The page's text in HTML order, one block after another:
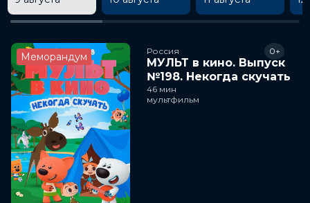
Меморандум Россия
МУЛЬТ в кино. Выпуск
№198. Некогда скучать
0+
46 мин
мультфильм